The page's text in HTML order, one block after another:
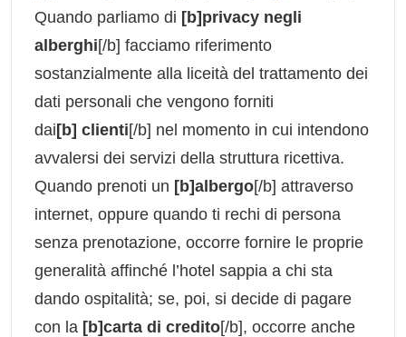
Quando parliamo di [b]privacy negli
alberghi[/b] facciamo riferimento
sostanzialmente alla liceità del trattamento dei
dati personali che vengono forniti
dai[b] clienti[/b] nel momento in cui intendono
avvalersi dei servizi della struttura ricettiva.
Quando prenoti un [b]albergo[/b] attraverso
internet, oppure quando ti rechi di persona
senza prenotazione, occorre fornire le proprie
generalità affinché l’hotel sappia a chi sta
dando ospitalità; se, poi, si decide di pagare
con la [b]carta di credito[/b], occorre anche